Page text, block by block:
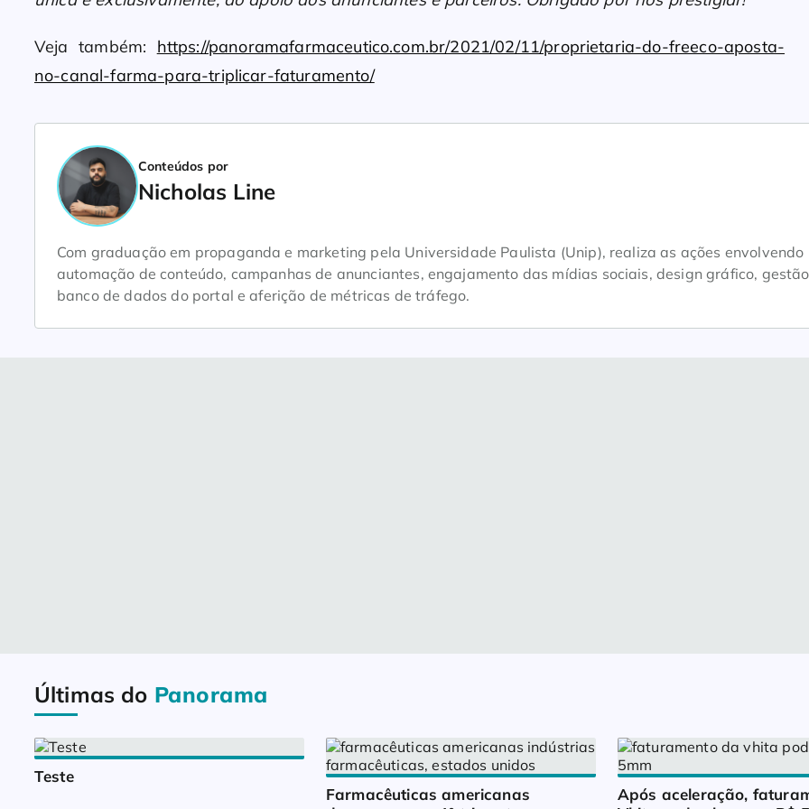
Veja também: https://panoramafarmaceutico.com.br/2021/02/11/proprietaria-do-freeco-aposta-
no-canal-farma-para-triplicar-faturamento/
Conteúdos por
Nicholas Line
Com graduação em propaganda e marketing pela Universidade Paulista (Unip), realiza as ações envolvendo
automação de conteúdo, campanhas de anunciantes, engajamento das mídias sociais, design gráfico,
banco de dados do portal e aferição de métricas de tráfego.
Últimas do Panorama
Teste
Farmacêuticas americanas
Após aceleração,